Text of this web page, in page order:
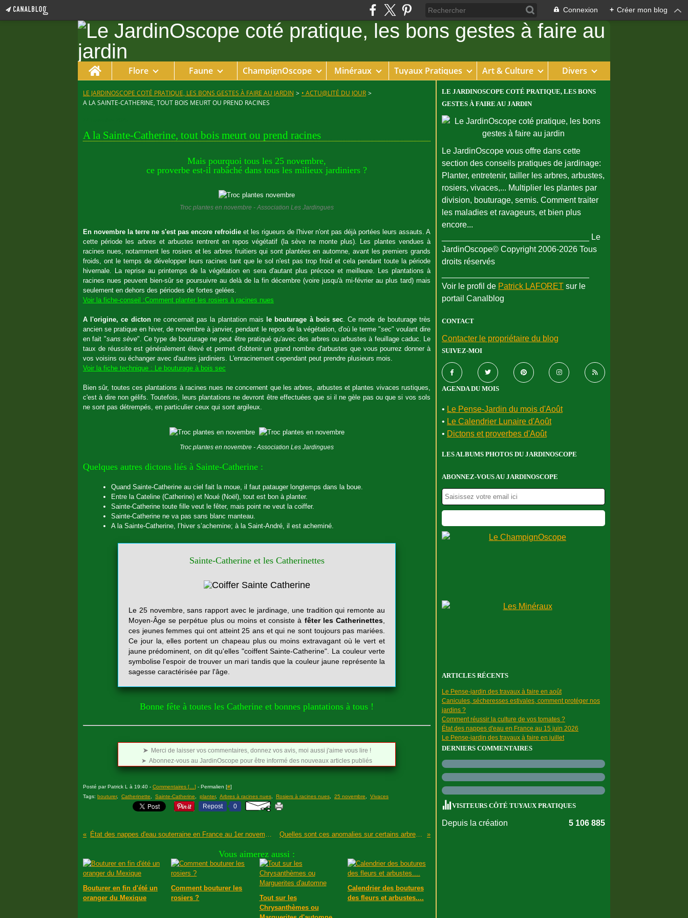
Connexion + Créer mon blog
Home Flore Faune ChampignOscope Minéraux Tuyaux Pratiques Art & Culture Divers
LE JARDINOSCOPE COTÉ PRATIQUE, LES BONS GESTES À FAIRE AU JARDIN > • ACTU@LITÉ DU JOUR >
A LA SAINTE-CATHERINE, TOUT BOIS MEURT OU PREND RACINES
A la Sainte-Catherine, tout bois meurt ou prend racines
Mais pourquoi tous les 25 novembre,
ce proverbe est-il rabâché dans tous les milieux jardiniers ?
Troc plantes en novembre - Association Les Jardingues
En novembre la terre ne s'est pas encore refroidie et les rigueurs de l'hiver n'ont pas déjà portées leurs assauts. A
cette période les arbres et arbustes rentrent en repos végétatif (la sève ne monte plus). Les plantes vendues à
racines nues, notamment les rosiers et les arbres fruitiers qui sont plantées en automne, avant les premiers grands
froids, ont le temps de développer leurs racines tant que le sol n'est pas trop froid et cela pendant toute la période
hivernale. La reprise au printemps de la végétation en sera d'autant plus précoce et meilleure. Les plantations à
racines nues peuvent bien-sûr se poursuivre au delà de la fin décembre (voire jusqu'à mi-février au plus tard) mais
seulement en dehors des périodes de fortes gelées.
Voir la fiche-conseil :Comment planter les rosiers à racines nues
A l'origine, ce dictonne concernait pas la plantation mais le bouturage à bois sec. Ce mode de bouturage très
ancien se pratique en hiver, de novembre à janvier, pendant le repos de la végétation, d'où le terme "sec" voulant dire
en fait "sans sève". Ce type de bouturage ne peut être pratiqué qu'avec des arbres ou arbustes à feuillage caduc. Le
taux de réussite est généralement élevé et permet d'obtenir un grand nombre d'arbustes que vous pourrez donner à
vos voisins ou échanger avec d'autres jardiniers. L'enracinement cependant peut prendre plusieurs mois.
Voir la fiche technique : Le bouturage à bois sec
Bien sûr, toutes ces plantations à racines nues ne concernent que les arbres, arbustes et plantes vivaces rustiques,
c'est à dire non gélifs. Toutefois, leurs plantations ne devront être effectuées que si il ne gèle pas ou que si vos sols
ne sont pas détrempés, en particulier ceux qui sont argileux.
Troc plantes en novembre - Association Les Jardingues
Quelques autres dictons liés à Sainte-Catherine :
Quand Sainte-Catherine au ciel fait la moue, il faut patauger longtemps dans la boue.
Entre la Cateline (Catherine) et Noué (Noël), tout est bon à planter.
Sainte-Catherine toute fille veut le fêter, mais point ne veut la coiffer.
Sainte-Catherine ne va pas sans blanc manteau.
A la Sainte-Catherine, l’hiver s’achemine; à la Saint-André, il est acheminé.
Sainte-Catherine et les Catherinettes
Le 25 novembre, sans rapport avec le jardinage, une tradition qui remonte au
Moyen-Âge se perpétue plus ou moins et consiste à fêter les Catherinettes
ces jeunes femmes qui ont atteint 25 ans et qui ne sont toujours pas mariées.
Ce jour la, elles portent un chapeau plus ou moins extravagant où le vert et
jaune prédominent, on dit qu'elles "coiffent Sainte-Catherine". La couleur verte
symbolise l'espoir de trouver un mari tandis que la couleur jaune représente la
sagesse caractérisée par l'âge.
Bonne fête à toutes les Catherine et bonnes plantations à tous !
➤ Merci de laisser vos commentaires, donnez vos avis, moi aussi j'aime vous lire !
➤ Abonnez-vous au JardinOscope pour être informé des nouveaux articles publiés
Posté par Patrick L à 19:40 - Commentaires [ ] - Permalien [#]
Tags: bouturer, Catherinette Sainte-Catherine planter, Arbres à racines nues Rosiers à racines nues 25 novembre Vivaces
Repost 0
Quelles sont ces anomalies sur certains arbres ?
Vous aimerez aussi :
Bouturer en fin d'été un
oranger du Mexique
Comment bouturer les
rosiers ?
Tout sur les
Chrysanthèmes ou
Calendrier des boutures
des fleurs et arbustes....
LE JARDINOSCOPE COTÉ PRATIQUE, LES BONS
GESTES À FAIRE AU JARDIN
Le JardinOscope vous offre dans cette
section des conseils pratiques de jardinage:
Planter, entretenir, tailler les arbres, arbustes,
rosiers, vivaces,... Multiplier les plantes par
division, bouturage, semis. Comment traiter
les maladies et ravageurs, et bien plus
encore...
________________________________ Le
JardinOscope© Copyright 2006-2026 Tous
droits réservés
Voir le profil de Patrick LAFORET sur le
portail Canalblog
CONTACT
Contacter le propriétaire du blog
SUIVEZ-MOI
AGENDA DU MOIS
• Le Pense-Jardin du mois d'Août
• Le Calendrier Lunaire d'Août
• Dictons et proverbes d'Août
LES ALBUMS PHOTOS DU JARDINOSCOPE
ABONNEZ-VOUS AU JARDINOSCOPE
ARTICLES RÉCENTS
Le Pense-jardin des travaux à faire en août
Canicules, sécheresses estivales, comment protéger nos
jardins ?
Comment réussir la culture de vos tomates ?
État des nappes d'eau en France au 15 juin 2026
Le Pense-jardin des travaux à faire en juillet
DERNIERS COMMENTAIRES
VISITEURS CÔTÉ TUYAUX PRATIQUES
Depuis la création 5 106 885